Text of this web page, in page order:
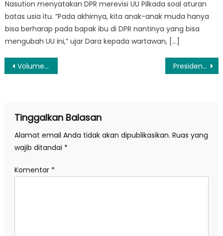
Nasution menyatakan DPR merevisi UU Pilkada soal aturan
batas usia itu. “Pada akhirnya, kita anak-anak muda hanya
bisa berharap pada bapak ibu di DPR nantinya yang bisa
mengubah UU ini,” ujar Dara kepada wartawan, […]
Navigasi
Volume Perdagangan dan Pertumbuhan Ekonomi Global Kian Tertekan Presiden Jokowi Perintahkan Kapolri Tindak Tegas Pelaku Rasisme
Tinggalkan Balasan
Alamat email Anda tidak akan dipublikasikan. Ruas yang
wajib ditandai *
Komentar *